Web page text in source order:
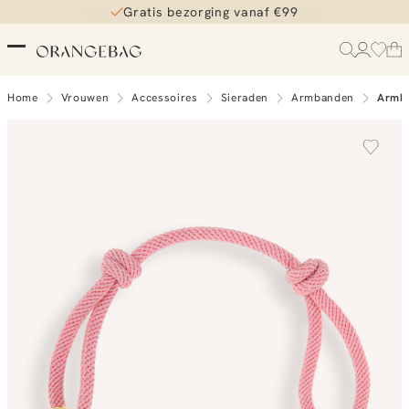
Gratis bezorging vanaf €99
Home Vrouwen Accessoires Sieraden Armbanden